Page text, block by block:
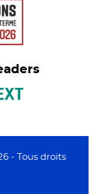
- Tous droits